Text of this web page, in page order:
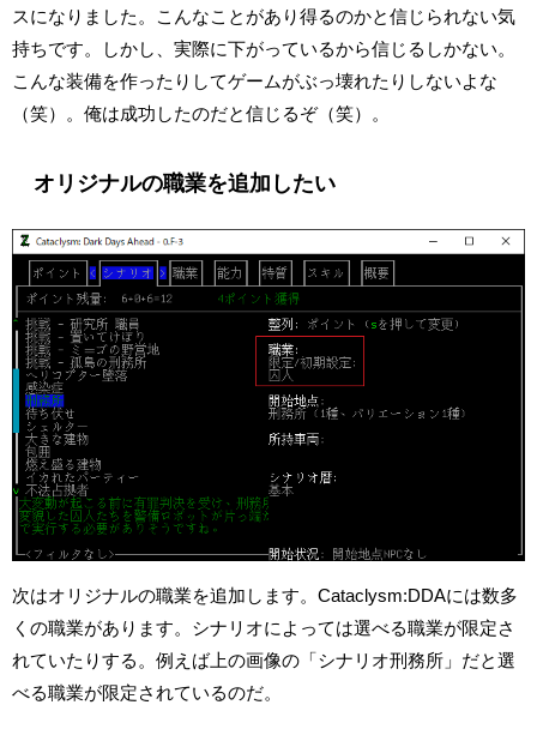
スになりました。こんなことがあり得るのかと信じられない気
持ちです。しかし、実際に下がっているから信じるしかない。
こんな装備を作ったりしてゲームがぶっ壊れたりしないよな
（笑）。俺は成功したのだと信じるぞ（笑）。
オリジナルの職業を追加したい
次はオリジナルの職業を追加します。Cataclysm:DDAには数多
くの職業があります。シナリオによっては選べる職業が限定さ
れていたりする。例えば上の画像の「シナリオ刑務所」だと選
べる職業が限定されているのだ。